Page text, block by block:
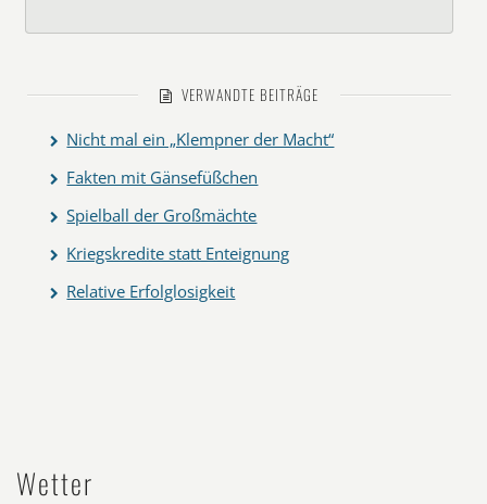
VERWANDTE BEITRÄGE
Nicht mal ein „Klempner der Macht“
Fakten mit Gänsefüßchen
Spielball der Großmächte
Kriegskredite statt Enteignung
Relative Erfolglosigkeit
Wetter